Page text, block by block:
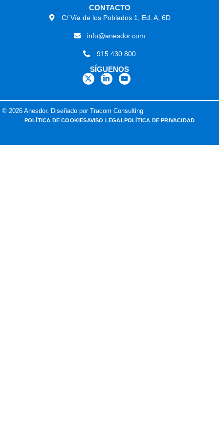
CONTACTO
C/ Vía de los Poblados 1, Ed. A, 6D
info@anesdor.com
915 430 800
SÍGUENOS
© 2026 Anesdor. Diseñado por Tracom Consulting
POLÍTICA DE COOKIESAVISO LEGALPOLÍTICA DE PRIVACIDAD